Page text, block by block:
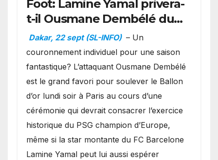
Foot: Lamine Yamal privera-
t-il Ousmane Dembélé du
Ballon d’or ?
Dakar, 22 sept (SL-INFO) – Un
couronnement individuel pour une saison
fantastique? L’attaquant Ousmane Dembélé
est le grand favori pour soulever le Ballon
d’or lundi soir à Paris au cours d’une
cérémonie qui devrait consacrer l’exercice
historique du PSG champion d’Europe,
même si la star montante du FC Barcelone
Lamine Yamal peut lui aussi espérer